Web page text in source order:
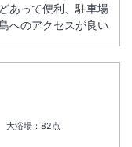
あって便利、駐車場
へのアクセスが良い
大浴場：82点